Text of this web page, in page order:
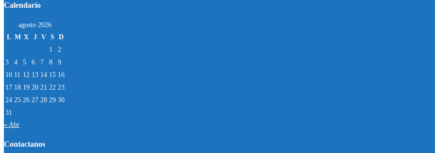
Calendario
agosto 2026
L M X J V S D
1
2
3
4 5 6 7 8
9
10 11 12 13 14 15 16
17 18 19 20 21 22 23
24 25 26 27 28 29 30
31
« Abr
Contactanos